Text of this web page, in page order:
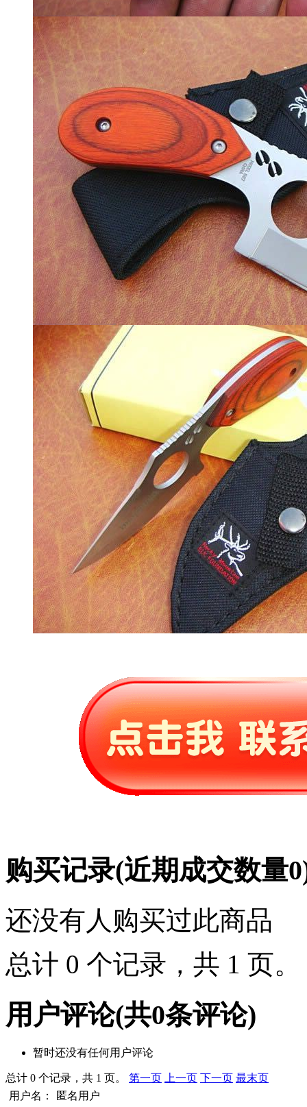
购买记录(近期成交数量0
还没有人购买过此商品
总计 0 个记录，共 1 页。
用户评论(共0条评论)
暂时还没有任何用户评论
总计 0 个记录，共 1 页。 第一页 上一页 下一页 最末页
用户名：
匿名用户